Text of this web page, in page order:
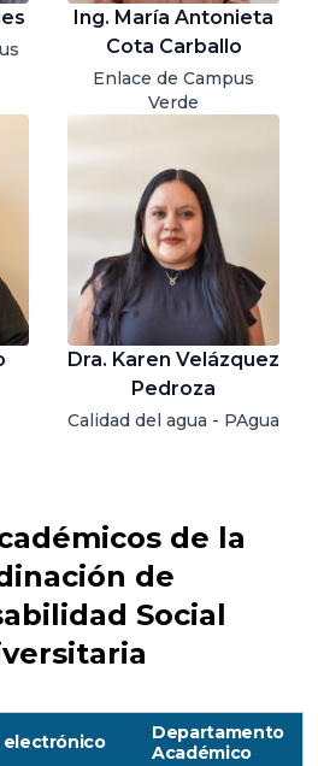
Ing. María Antonieta
Cota Carballo
Enlace de Campus
Verde
Dra. Karen Velázquez
Pedroza
Calidad del agua - PAgua
de la
de
Social
electrónico
Departamento
Académico